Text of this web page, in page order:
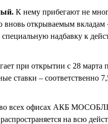
К нему прибегают не
вновь открываемым
надбавку к
при открытии с 28
ставки – соответственно
во всех офисах АКБ
на всю